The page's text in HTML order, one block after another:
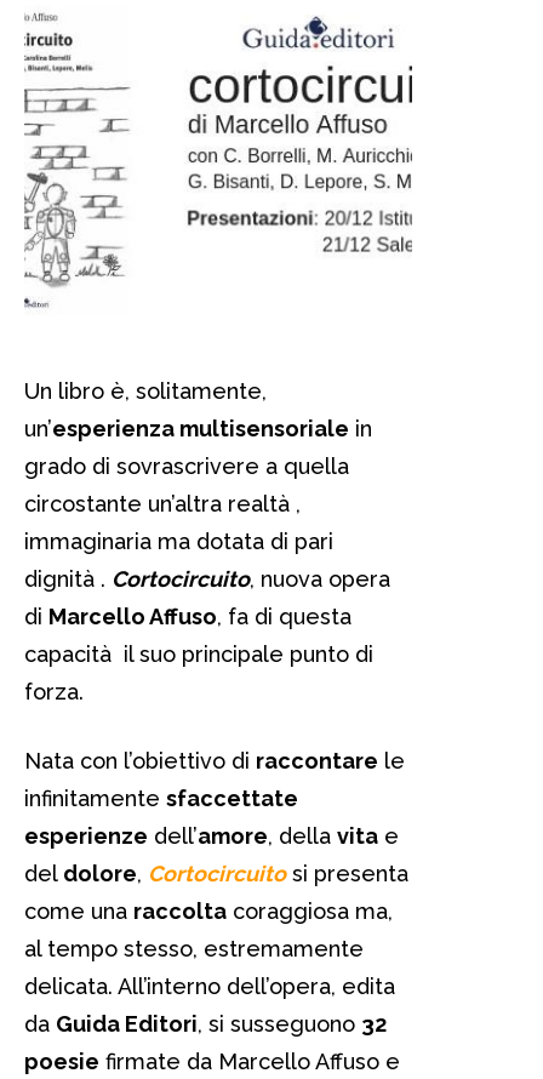
Un libro è, solitamente,
un’esperienza multisensoriale in
grado di sovrascrivere a quella
circostante un’altra realtà ,
immaginaria ma dotata di pari
dignità . Cortocircuito, nuova opera
di Marcello Affuso, fa di questa
capacità il suo principale punto di
forza.
Nata con l’obiettivo di raccontare le
infinitamente sfaccettate
esperienze dell’amore, della vita e
del dolore, Cortocircuitosi presenta
come una raccolta coraggiosa ma,
al tempo stesso, estremamente
delicata. All’interno dell’opera, edita
da Guida Editori, si susseguono 32
poesie firmate da Marcello Affuso e